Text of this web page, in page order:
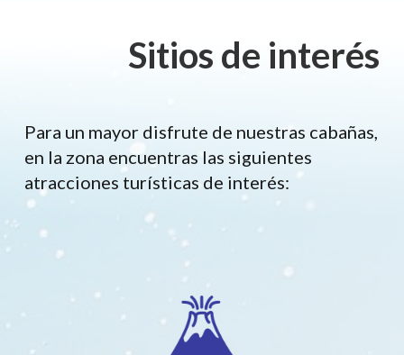
Sitios de interés
Para un mayor disfrute de nuestras cabañas,
en la zona encuentras las siguientes
atracciones turísticas de interés: